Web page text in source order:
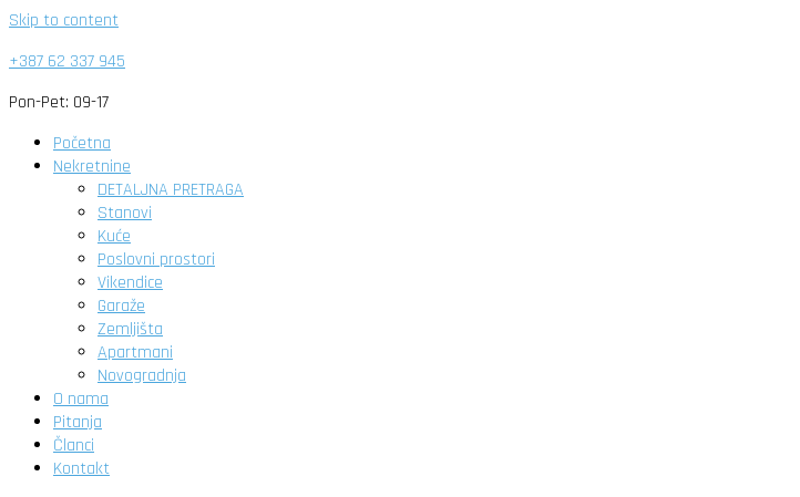
Skip to content
+387 62 337 945
Pon-Pet: 09-17
Početna
Nekretnine
DETALJNA PRETRAGA
Stanovi
Kuće
Poslovni prostori
Vikendice
Garaže
Zemljišta
Apartmani
Novogradnja
O nama
Pitanja
Članci
Kontakt